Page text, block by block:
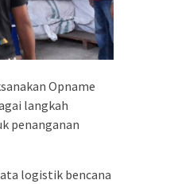
Opname
langkah
penanganan
logistik bencana